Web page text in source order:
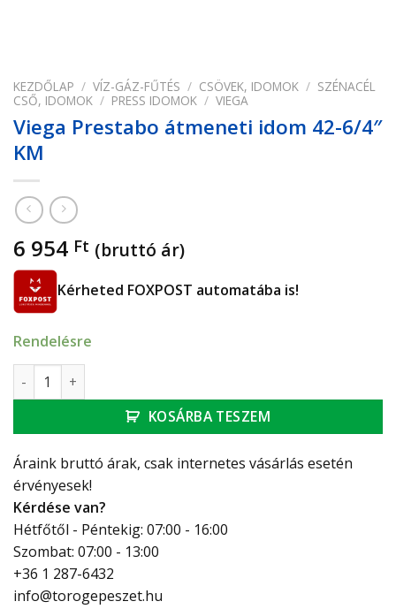
KEZDŐLAP / VÍZ-GÁZ-FŰTÉS / CSÖVEK, IDOMOK / SZÉNACÉL
CSŐ, IDOMOK / PRESS IDOMOK / VIEGA
Viega Prestabo átmeneti idom 42-6/4″
KM
6 954 Ft (bruttó ár)
Kérheted FOXPOST automatába is!
Rendelésre
Viega Prestabo átmeneti idom 42-6/4" KM mennyiség
KOSÁRBA TESZEM
Áraink bruttó árak, csak internetes vásárlás esetén
érvényesek!
Kérdése van?
Hétfőtől - Péntekig: 07:00 - 16:00
Szombat: 07:00 - 13:00
+36 1 287-6432
info@torogepeszet.hu